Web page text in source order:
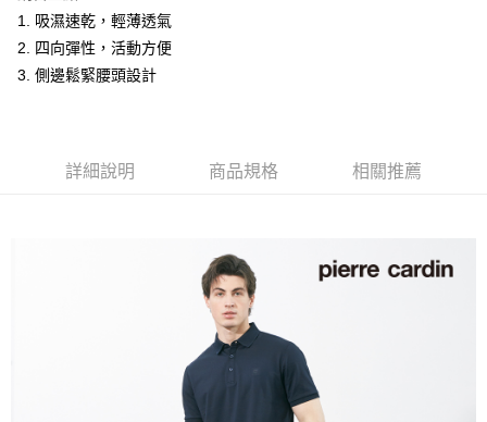
全家取貨付款
每筆NT$60，滿NT$1,200(含以上)免運費
每筆NT$60，滿NT$1,200(含以上)免運費
每筆NT$60，滿NT$1,200(含以上)免運費
1. 吸濕速乾，輕薄透氣
2. 四向彈性，活動方便
3. 側邊鬆緊腰頭設計
詳細說明 商品規格 相關推薦